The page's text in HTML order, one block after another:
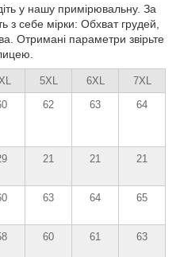
у нашу примірювальну. За
з себе мірки: Обхват грудей,
Отримані параметри звірьте
5XL 6XL
7XL
62 63 64
21 21 21
63 64 65
60 61 63